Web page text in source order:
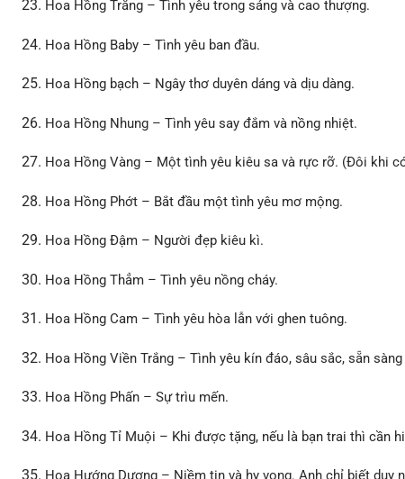
Hoa Hồng Trắng – Tình yêu trong sáng và cao thượng.
Hoa Hồng Baby – Tình yêu ban đầu.
Hoa Hồng bạch – Ngây thơ duyên dáng và dịu dàng.
Hoa Hồng Nhung – Tình yêu say đắm và nồng nhiệt.
Hoa Hồng Vàng – Một tình yêu kiêu sa và rực rỡ. (Đôi khi
Hoa Hồng Phớt – Bắt đầu một tình yêu mơ mộng.
Hoa Hồng Đậm – Người đẹp kiêu kì.
Hoa Hồng Thẳm – Tình yêu nồng cháy.
Hoa Hồng Cam – Tình yêu hòa lẫn với ghen tuông.
Hoa Hồng Viền Trắng – Tình yêu kín đáo, sâu sắc, sẵn
Hoa Hồng Phấn – Sự trìu mến.
Hoa Hồng Tỉ Muội – Khi được tặng, nếu là bạn trai thì cần
Hoa Hướng Dương – Niềm tin và hy vọng. Anh chỉ biết duy